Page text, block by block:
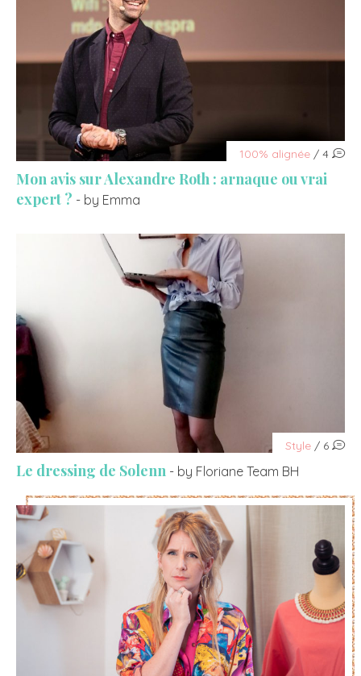
100% alignée / 4
Mon avis sur Alexandre Roth : arnaque ou vrai
expert ? - by Emma
Style / 6
Le dressing de Solenn - by Floriane Team BH